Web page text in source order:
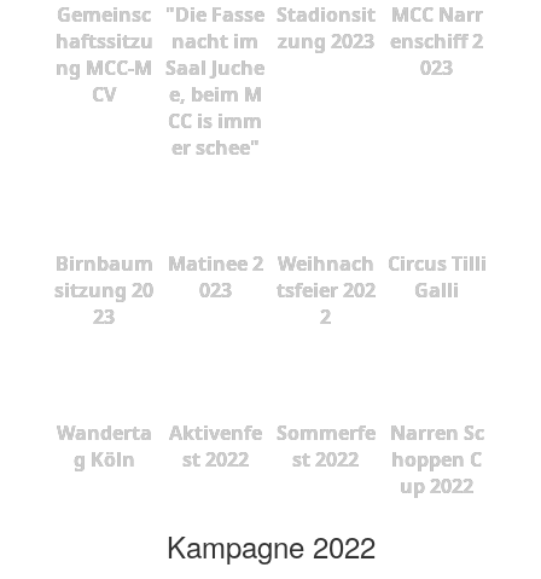
Gemeinsc
haftssitzu
ng MCC-M
CV
"Die Fasse
nacht im
Saal Juche
e, beim M
CC is imm
er schee"
Stadionsit
zung 2023
MCC Narr
enschiff 2
023
Birnbaum
sitzung 20
23
Matinee 2
023
Weihnach
tsfeier 202
2
Circus Tilli
Galli
Wanderta
g Köln
Aktivenfe
st 2022
Sommerfe
st 2022
Narren Sc
hoppen C
up 2022
Kampagne 2022